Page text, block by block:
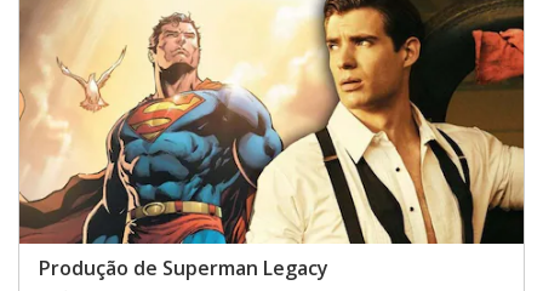
Produção de Superman Legacy